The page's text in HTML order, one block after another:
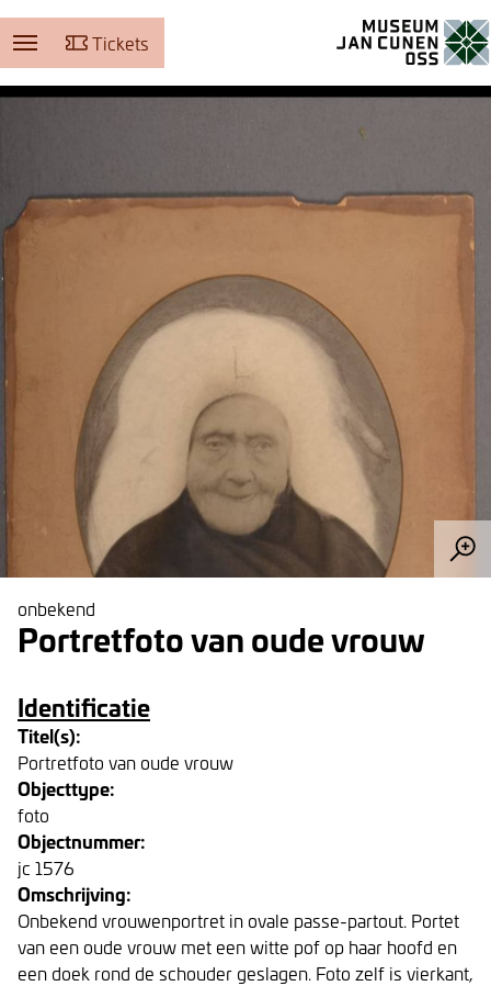
Tickets
onbekend
Portretfoto van oude vrouw
Identificatie
Titel(s):
Portretfoto van oude vrouw
Objecttype:
foto
Objectnummer:
jc 1576
Omschrijving:
Onbekend vrouwenportret in ovale passe-partout. Portet
van een oude vrouw met een witte pof op haar hoofd en
een doek rond de schouder geslagen. Foto zelf is vierkant,